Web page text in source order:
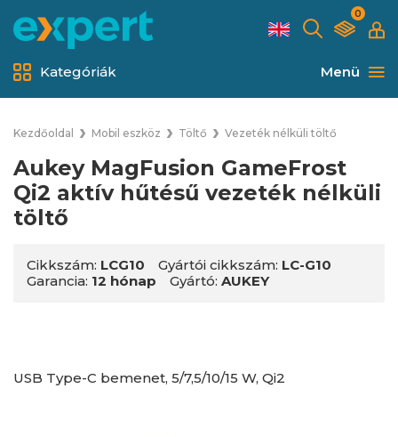
0
Menü
Kategóriák
Kezdőoldal Mobil eszköz Töltő Vezeték nélküli töltő
Aukey MagFusion GameFrost
Qi2 aktív hűtésű vezeték nélküli
töltő
Cikkszám: LCG10 Gyártói cikkszám: LC-G10
Garancia: 12 hónap Gyártó: AUKEY
USB Type-C bemenet, 5/7,5/10/15 W, Qi2